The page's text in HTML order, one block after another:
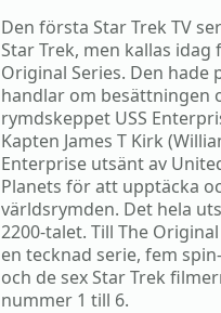
Den första Star Trek TV
Star Trek, men kallas idag
Original Series. Den hade
handlar om besättningen
rymdskeppet USS
Kapten James T Kirk
Enterprise utsänt av
Planets för att upptäcka
världsrymden. Det hela
2200-talet. Till The
en tecknad serie, fem
och de sex Star Trek
nummer 1 till 6.